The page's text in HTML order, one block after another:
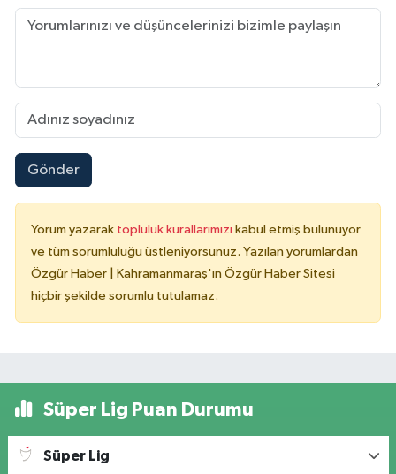
Gönder
Yorum yazarak topluluk kurallarımızı kabul etmiş bulunuyor
ve tüm sorumluluğu üstleniyorsunuz. Yazılan yorumlardan
Özgür Haber | Kahramanmaraş'ın Özgür Haber Sitesi
hiçbir şekilde sorumlu tutulamaz.
Süper Lig Puan Durumu
Süper Lig